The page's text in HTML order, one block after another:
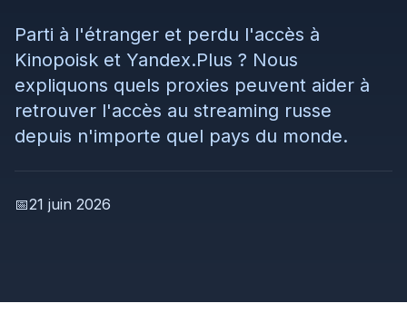
Parti à l'étranger et perdu l'accès à
Kinopoisk et Yandex.Plus ? Nous
expliquons quels proxies peuvent aider à
retrouver l'accès au streaming russe
depuis n'importe quel pays du monde.
📅21 juin 2026